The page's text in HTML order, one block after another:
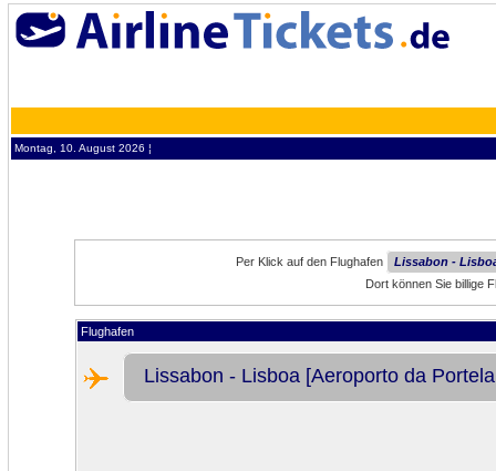
Montag, 10. August 2026 ¦
Per Klick auf den Flughafen
Lissabon -
Dort können Sie billige
Flughafen
Lissabon - Lisboa [Aeroporto da